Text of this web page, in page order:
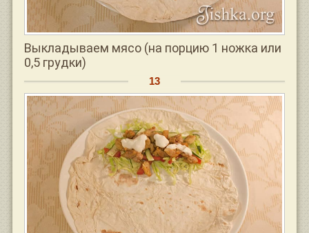
Выкладываем мясо (на порцию 1 ножка или
0,5 грудки)